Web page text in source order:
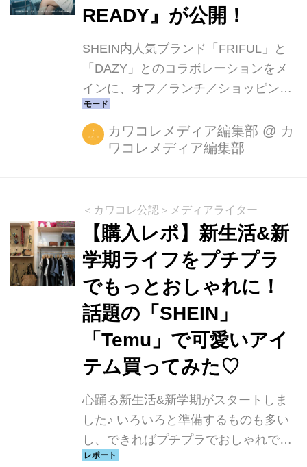
READY』が公開！
SHEIN内人気ブランド「FRIFUL」と
「DAZY」とのコラボレーションをメ
インに、オフ／ランチ／ショッピング
／デートの4つのシチュエーション別
アイテム、計20LOOKを販売開始
カワコレメディア編集部 @ カ
ワコレメディア編集部
＜カワコレ公認＞メディアライター
【購入レポ】新生活&新
学期ライフをプチプラ
でもっとおしゃれに！
話題の「SHEIN」
「Temu」で可愛いアイ
テム買ってみた♡
心踊る新生活&新学期がスタートしま
した♪ いろいろと準備するものも多い
し、できればプチプラでおしゃれで便
利なアイテムをそろえたい……。そん